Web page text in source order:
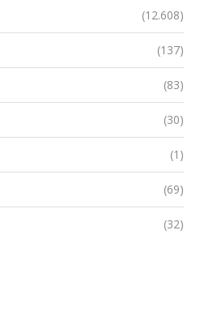
(12.608)
(137)
(83)
(30)
(1)
(69)
(32)